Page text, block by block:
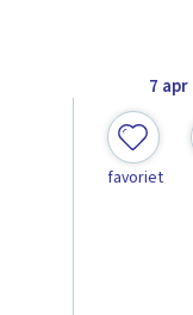
7 apr
favoriet